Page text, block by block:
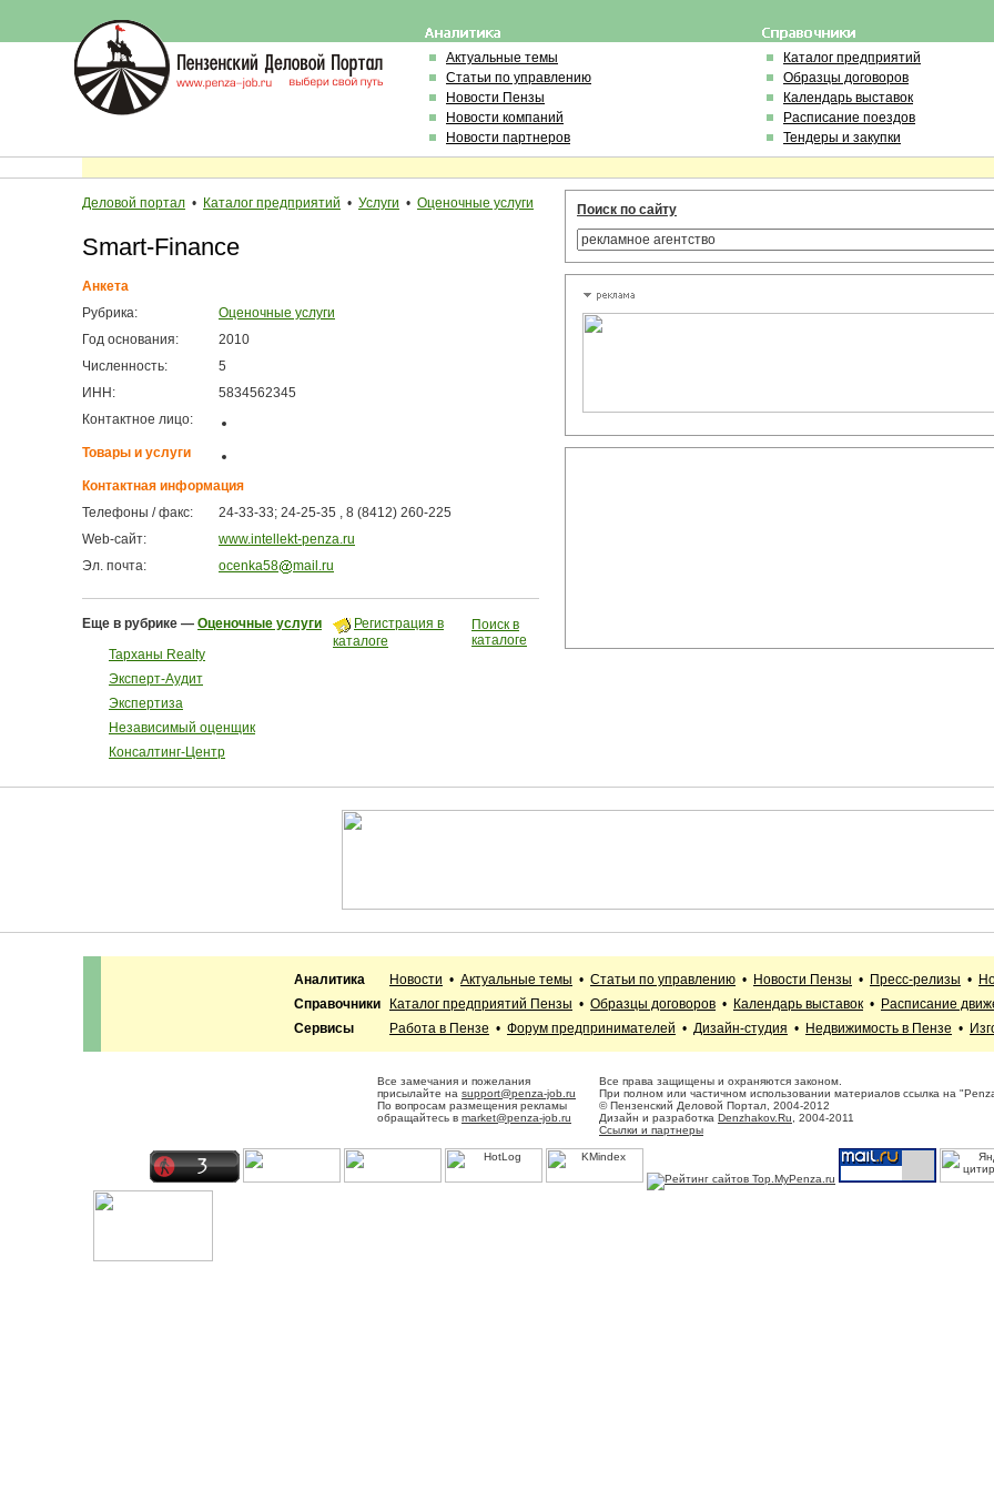
Актуальные темы
Статьи по управлению
Новости Пензы
Новости компаний
Новости партнеров
Каталог предприятий
Образцы договоров
Календарь выставок
Расписание поездов
Тендеры и закупки
Деловой портал • Каталог предприятий • Услуги • Оценочные услуги
Smart-Finance
Анкета
Рубрика:
Оценочные услуги
Год основания:
2010
Численность:
5
ИНН:
5834562345
Контактное лицо:
Товары и услуги
Контактная информация
Телефоны / факс:
24-33-33; 24-25-35 , 8 (8412) 260-225
Web-сайт:
www.intellekt-penza.ru
Эл. почта:
ocenka58 mail.ru
Еще в рубрике — Оценочные услуги
Тарханы Realty
Эксперт-Аудит
Экспертиза
Независимый оценщик
Консалтинг-Центр
Регистрация в
каталоге
Поиск в
каталоге
Поиск по сайту
Аналитика Новости • Актуальные темы • Статьи по управлению • Новости Пензы • Пресс-релизы •
Справочники
Каталог предприятий Пензы • Образцы договоров • Календарь выставок • Расписание
Сервисы
Работа в Пензе • Форум предпринимателей • Дизайн-студия • Недвижимость в Пензе •
Все замечания и пожелания
присылайте на support@penza-job.ru
По вопросам размещения рекламы
обращайтесь в market@penza-job.ru
Все права защищены и охраняются законом.
При полном или частичном использовании материалов ссылка на
© Пензенский Деловой Портал, 2004-2012
Дизайн и разработка Denzhakov.Ru , 2004-2011
Ссылки и партнеры